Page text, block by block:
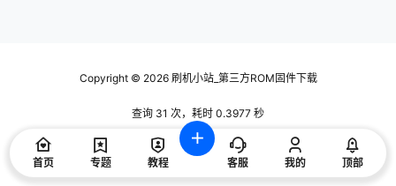
Copyright © 2026刷机小站_第三方ROM固件下载
查询 31 次，耗时 0.3977 秒
首页 专题 教程 客服 我的 顶部